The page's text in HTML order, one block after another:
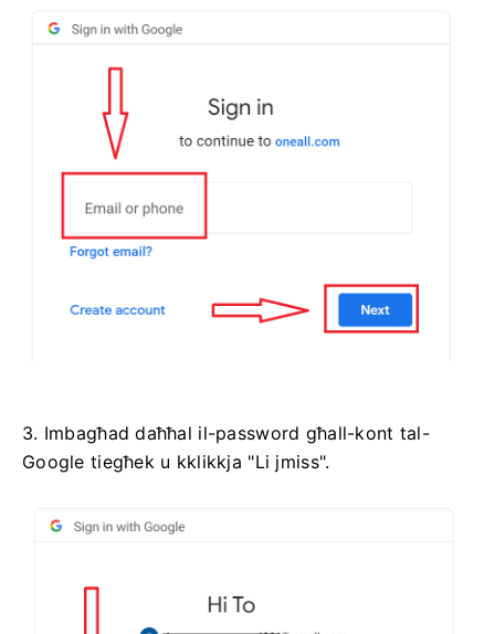
3. Imbagħad daħħal il-password għall-kont tal-
Google tiegħek u kklikkja "Li jmiss".